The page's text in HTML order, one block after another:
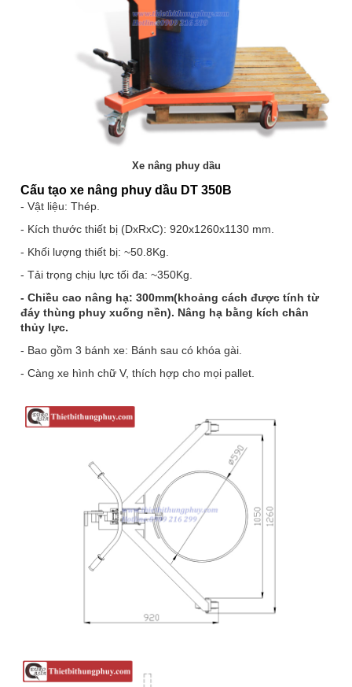
Xe nâng phuy dầu
Cấu tạo xe nâng phuy dầu DT 350B
- Vật liệu: Thép.
- Kích thước thiết bị (DxRxC): 920x1260x1130 mm.
- Khối lượng thiết bị: ~50.8Kg.
- Tải trọng chịu lực tối đa: ~350Kg.
- Chiều cao nâng hạ: 300mm(khoảng cách được tính từ
đáy thùng phuy xuống nền). Nâng hạ bằng kích chân
thủy lực.
- Bao gồm 3 bánh xe: Bánh sau có khóa gài.
- Càng xe hình chữ V, thích hợp cho mọi pallet.